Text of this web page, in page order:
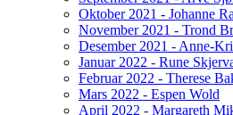
Oktober 2021 - Johanne
November 2021 - Trond
Desember 2021 - Anne-
Januar 2022 - Rune
Februar 2022 - Therese
Mars 2022 - Espen Wold
April 2022 - Margareth